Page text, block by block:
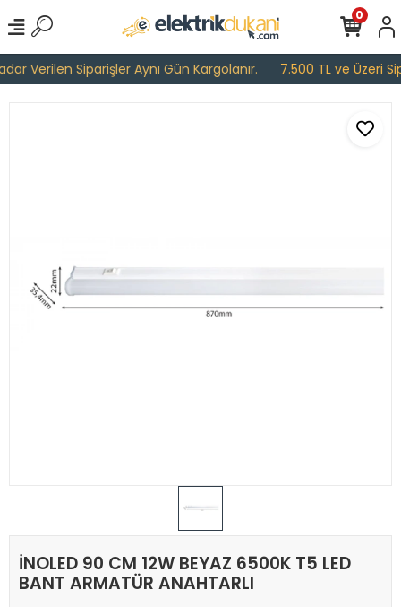
Verilen Siparişler Aynı Gün Kargolanır. 7.500 TL ve Üzeri
0
İNOLED 90 CM 12W BEYAZ 6500K T5 LED
BANT ARMATÜR ANAHTARLI